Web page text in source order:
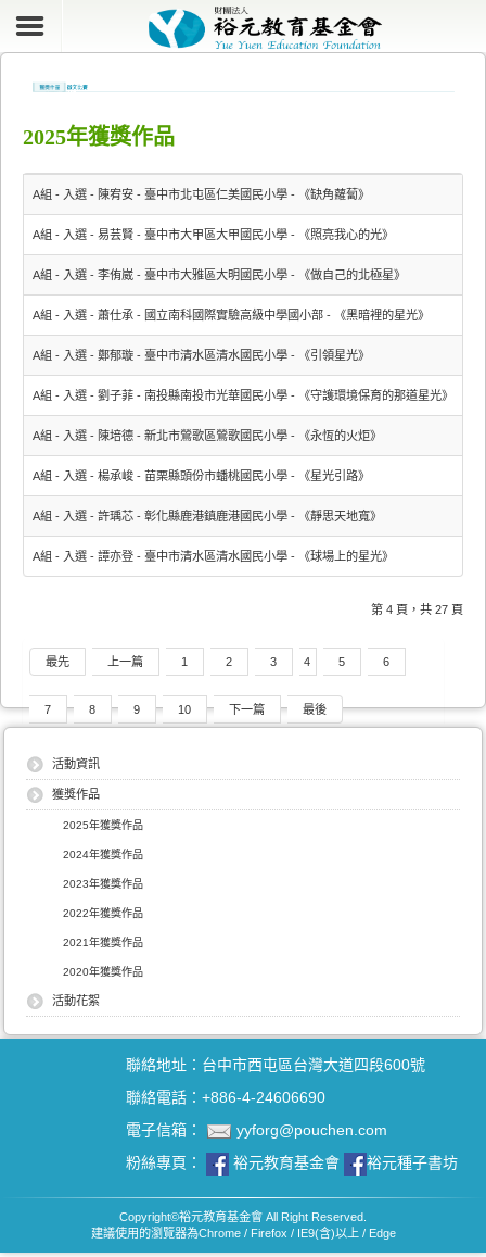
2025年獲獎作品
A組 - 入選 - 陳宥安 - 臺中市北屯區仁美國民小學 - 《缺角蘿蔔》
A組 - 入選 - 易芸賢 - 臺中市大甲區大甲國民小學 - 《照亮我心的光》
A組 - 入選 - 李侑崴 - 臺中市大雅區大明國民小學 - 《做自己的北極星》
A組 - 入選 - 蕭仕承 - 國立南科國際實驗高級中學國小部 - 《黑暗裡的星光》
A組 - 入選 - 鄭郁璇 - 臺中市清水區清水國民小學 - 《引領星光》
A組 - 入選 - 劉子菲 - 南投縣南投市光華國民小學 - 《守護環境保育的那道星光》
A組 - 入選 - 陳培德 - 新北市鶯歌區鶯歌國民小學 - 《永恆的火炬》
A組 - 入選 - 楊承峻 - 苗栗縣頭份市蟠桃國民小學 - 《星光引路》
A組 - 入選 - 許瑀芯 - 彰化縣鹿港鎮鹿港國民小學 - 《靜思天地寬》
A組 - 入選 - 譚亦登 - 臺中市清水區清水國民小學 - 《球場上的星光》
第 4 頁，共 27 頁
最先 上一篇 1 2 3 4 5 6
7 8 9 10 下一篇 最後
活動資訊
獲獎作品
2025年獲獎作品
2024年獲獎作品
2023年獲獎作品
2022年獲獎作品
2021年獲獎作品
2020年獲獎作品
活動花絮
聯絡地址：台中市西屯區台灣大道四段600號
聯絡電話：+886-4-24606690
電子信箱：
yyforg@pouchen.com
粉絲專頁：
裕元教育基金會 裕元種子書坊
Copyright©裕元教育基金會 All Right Reserved.
建議使用的瀏覽器為Chrome / Firefox / IE9(含)以上 / Edge